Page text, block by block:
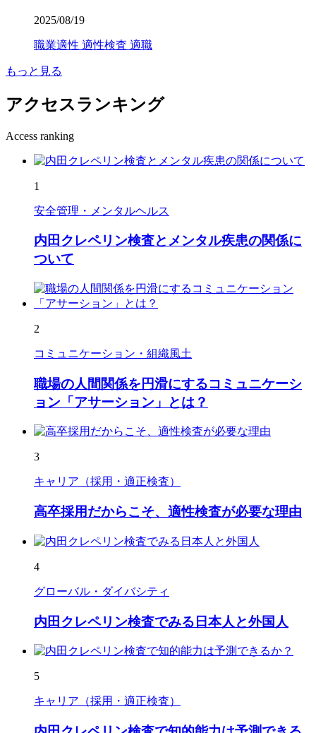
2025/08/19
職業適性 適性検査 適職
もっと見る
アクセスランキング
Access ranking
1
安全管理・メンタルヘルス
内田クレペリン検査とメンタル疾患の関係に
ついて
2
コミュニケーション・組織風土
職場の人間関係を円滑にするコミュニケーシ
ョン「アサーション」とは？
3
キャリア（採用・適正検査）
高卒採用だからこそ、適性検査が必要な理由
4
グローバル・ダイバシティ
内田クレペリン検査でみる日本人と外国人
5
キャリア（採用・適正検査）